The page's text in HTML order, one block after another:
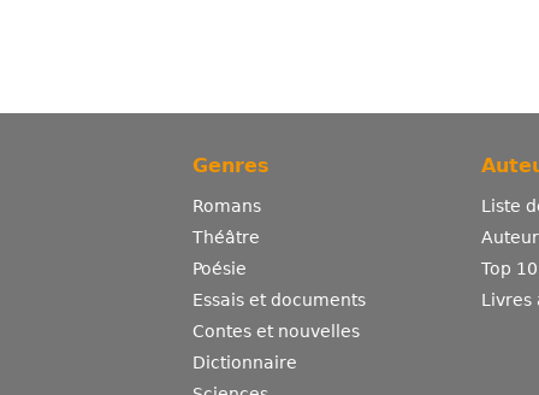
Genres
Romans
Théâtre
Poésie
Essais et documents
Contes et nouvelles
Dictionnaire
Liste
Top
Livres